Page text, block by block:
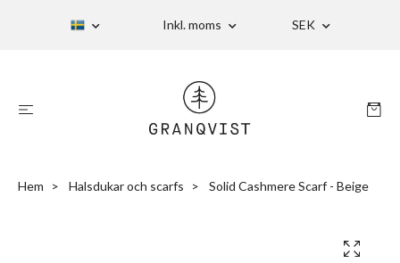
Inkl. moms SEK
Hem Halsdukar och scarfs Solid Cashmere Scarf - Beige